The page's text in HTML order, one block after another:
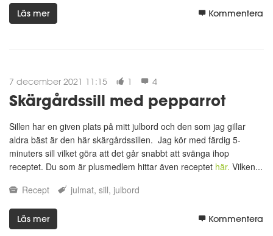
Läs mer Kommentera
7 december 2021 11:15 1 4
Skärgårdssill med pepparrot
Sillen har en given plats på mitt julbord och den som jag gillar
aldra bäst är den här skärgårdssillen. Jag kör med färdig 5-
minuters sill vilket göra att det går snabbt att svänga ihop
receptet. Du som är plusmedlem hittar även receptet här. Vilken...
Recept
julmat sill julbord
Läs mer Kommentera